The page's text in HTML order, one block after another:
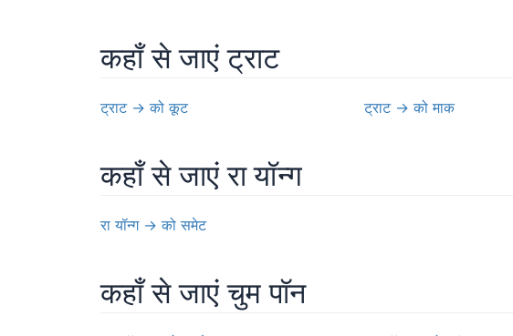
कहाँ से जाएं ट्राट
ट्राट → को कूट ट्राट → को माक
कहाँ से जाएं रा यॉन्ग
रा यॉन्ग → को समेट
कहाँ से जाएं चुम पॉन